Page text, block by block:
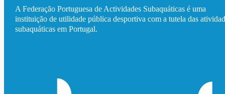
A Federação Portuguesa de Actividades Subaquáticas é uma
instituição de utilidade pública desportiva com a tutela das
subaquáticas em Portugal.